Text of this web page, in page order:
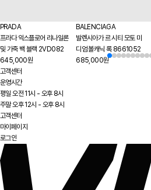
PRADA
프라다 익스플로어 리나일론
및 가죽 백 블랙 2VD082
645,000원
BALENCIAGA
발렌시아가 르 시티 모토 미
디엄 볼캐닉 록 8661052
685,000원
고객센터
운영시간
평일 오전 11시 - 오후 8시
주말 오후 12시 - 오후 8시
고객센터
마이페이지
로그인